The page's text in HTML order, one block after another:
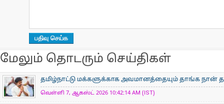
மேலும் தொடரும் செய்திகள்
தமிழ்நாட்டு மக்களுக்காக அவமானத்தையும் தாங்க நான்
வெள்ளி 7, ஆகஸ்ட் 2026 10:42:14 AM (IST)